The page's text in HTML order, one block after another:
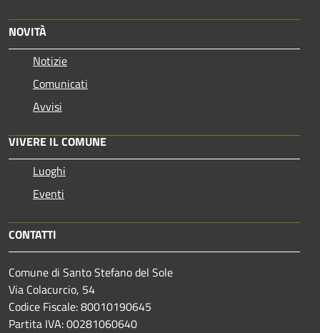
NOVITÀ
Notizie
Comunicati
Avvisi
VIVERE IL COMUNE
Luoghi
Eventi
CONTATTI
Comune di Santo Stefano del Sole
Via Colacurcio, 54
Codice Fiscale: 80010190645
Partita IVA: 00281060640